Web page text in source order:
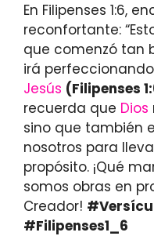
En Filipenses 1:6,
reconfortante:
que comenzó tan
irá
Jesús (Filipenses
recuerda que Dios
sino que también
nosotros para
propósito. ¡Qué
somos obras en
Creador!
#Filipenses1_6